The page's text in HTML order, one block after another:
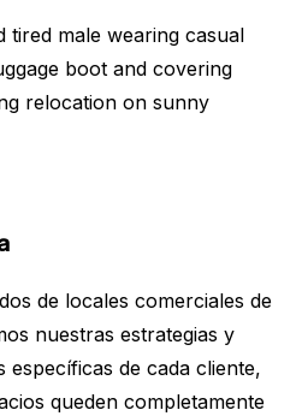
de locales comerciales de
nuestras estrategias y
específicas de cada cliente,
queden completamente